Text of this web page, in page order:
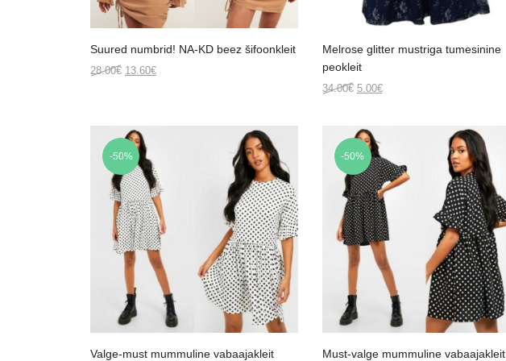
Suured numbrid! NA-KD beez šifoonkleit
28.00€ Original
13.60€Current
Melrose glitter mustriga tumesinine
peokleit
34.00€ Original
34.00€.
5.00€Current
-50%
Valge-must mummuline vabaajakleit
-50%
Must-valge mummuline vabaajakleit